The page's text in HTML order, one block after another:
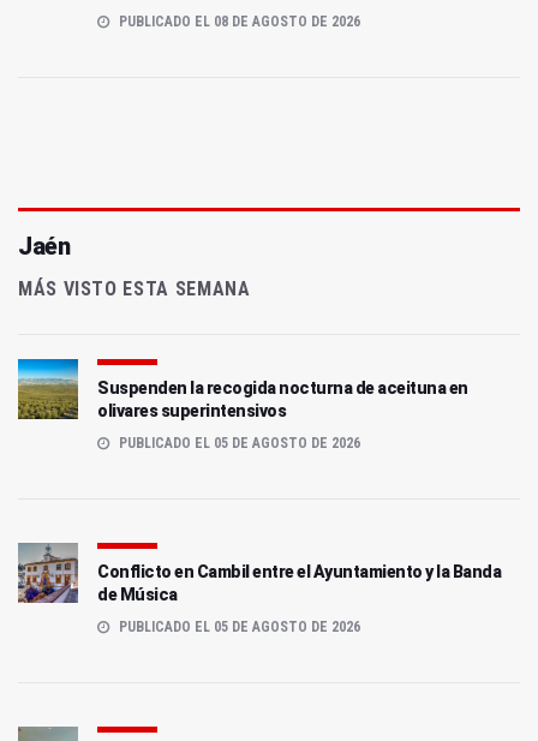
PUBLICADO EL 08 DE AGOSTO DE 2026
Jaén
MÁS VISTO ESTA SEMANA
Suspenden la recogida nocturna de aceituna en
olivares superintensivos
PUBLICADO EL 05 DE AGOSTO DE 2026
Conflicto en Cambil entre el Ayuntamiento y la Banda
de Música
PUBLICADO EL 05 DE AGOSTO DE 2026